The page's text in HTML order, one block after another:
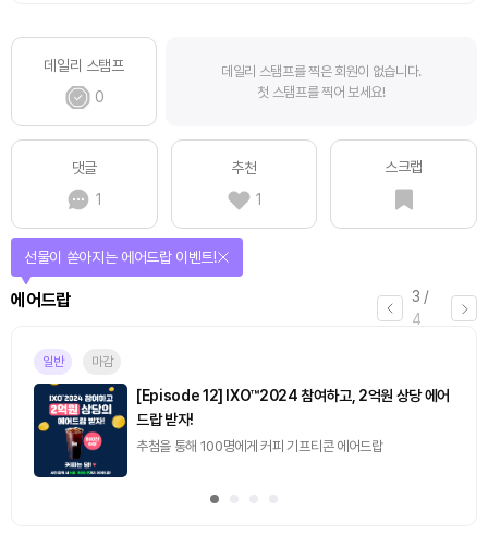
데일리 스탬프
0
데일리 스탬프를 찍은 회원이 없습니다.
첫 스탬프를 찍어 보세요!
댓글
1
추천
1
스크랩
4 /
4
퀴즈
퀴즈풀고 선물 받자!
마감
[토큰포스트] 기사 퀴즈 658회차
2026.08.07 (금) ~ 2026.08.08 (토)